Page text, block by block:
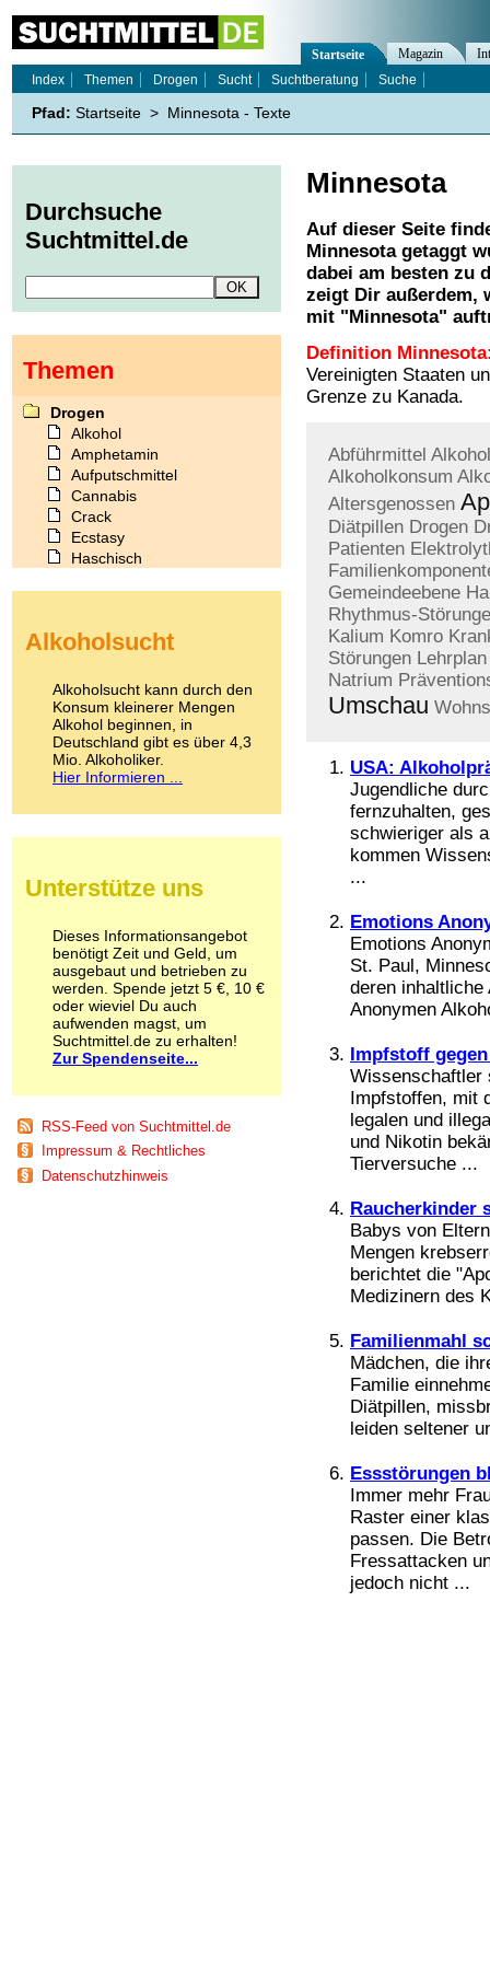
Minnesota
Auf dieser Seite
Minnesotagetaggt
dabei am besten zu
zeigt Dir außerdem,
mit " Minnesota"
Definition
Vereinigten Staaten
Grenze zu Kanada.
Abführmittel Alkohol
Alkoholkonsum
Altersgenossen
Diätpillen Drogen
Patienten
Gemeindeebene
Rhythmus-
Kalium Komro
Störungen Lehrplan
Natrium
Umschau
USA:
Jugendliche
fernzuhalten,
schwieriger als
kommen
...
Emotions
Emotions
St. Paul,
deren inhaltliche
Anonymen
Impfstoff
Wissenschaftler
Impfstoffen, mit
legalen und
und Nikotin
Tierversuche ...
Raucherkinder
Babys von
Mengen
berichtet die
Medizinern des
Familienmahl
Mädchen, die
Familie
Diätpillen,
leiden seltener
Essstörungen
Immer mehr
Raster einer
passen. Die
Fressattacken
jedoch nicht ...
Startseite Magazin
Index
Themen Drogen Sucht Suchtberatung Suche
Pfad: Startseite > Minnesota - Texte
Durchsuche
Suchtmittel.de
Themen
Drogen
Alkohol
Amphetamin
Aufputschmittel
Cannabis
Crack
Ecstasy
Haschisch
Kokain
LSD
Marihuana
Medikamente
Meskalin
Metamphetamin
Methadon
Pilze
Psychopharmaka
Schlafmittel
Schmerzmittel
Schnüffelstoffe
Spice
Sucht / Süchte
Alkoholsucht
Co-Abhängigkeit
Computersucht
Ess-Brechsucht
Essstörungen
Fernsehsucht
Alkoholsucht
Alkoholsucht kann durch den
Konsum kleinerer Mengen
Alkohol beginnen, in
Deutschland gibt es über 4,3
Mio. Alkoholiker.
Hier Informieren ...
Unterstütze uns
Dieses Informationsangebot
benötigt Zeit und Geld, um
ausgebaut und betrieben zu
werden. Spende jetzt 5 €, 10 €
oder wieviel Du auch
aufwenden magst, um
Suchtmittel.de zu erhalten!
Zur Spendenseite...
RSS-Feed von Suchtmittel.de
Impressum & Rechtliches
Datenschutzhinweis